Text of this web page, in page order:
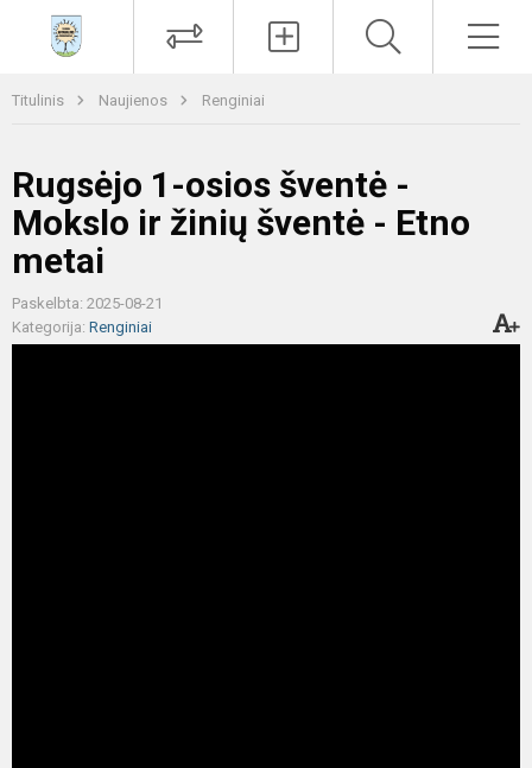
Titulinis Naujienos Renginiai
Rugsėjo 1-osios šventė -
Mokslo ir žinių šventė - Etno
metai
Paskelbta: 2025-08-21
Kategorija: Renginiai